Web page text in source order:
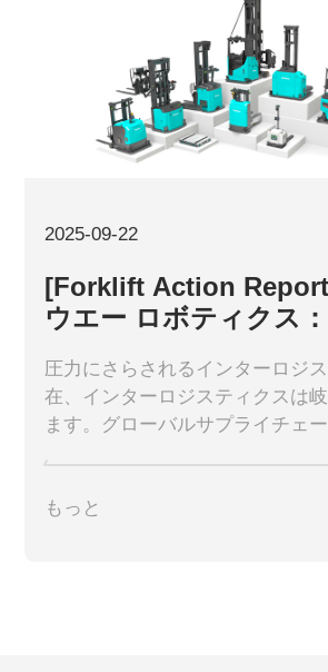
サービスサポート
CN EN KR
DE
2025-09-22
[Forklift Action
ウエー ロボティクス
選択肢
圧力にさらされるインターロジ
在、インターロジスティクスは
ます。グローバルサプライチェ
する」ことを求められています。
もっと